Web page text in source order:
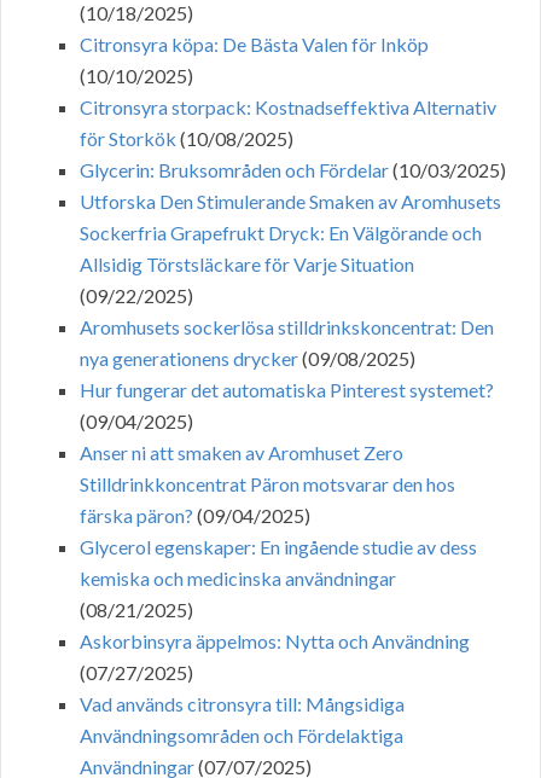
(10/18/2025)
Citronsyra köpa: De Bästa Valen för Inköp
(10/10/2025)
Citronsyra storpack: Kostnadseffektiva Alternativ
för Storkök (10/08/2025)
Glycerin: Bruksområden och Fördelar(10/03/2025)
Utforska Den Stimulerande Smaken av Aromhusets
Sockerfria Grapefrukt Dryck: En Välgörande och
Allsidig Törstsläckare för Varje Situation
(09/22/2025)
Aromhusets sockerlösa stilldrinkskoncentrat: Den
nya generationens drycker(09/08/2025)
Hur fungerar det automatiska Pinterest systemet?
(09/04/2025)
Anser ni att smaken av Aromhuset Zero
Stilldrinkkoncentrat Päron motsvarar den hos
färska päron? (09/04/2025)
Glycerol egenskaper: En ingående studie av dess
kemiska och medicinska användningar
(08/21/2025)
Askorbinsyra äppelmos: Nytta och Användning
(07/27/2025)
Vad används citronsyra till: Mångsidiga
Användningsområden och Fördelaktiga
Användningar(07/07/2025)